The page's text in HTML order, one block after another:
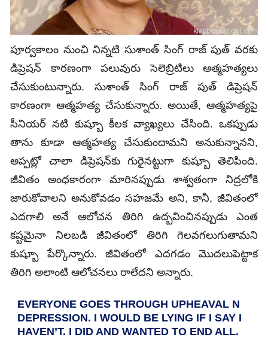
పూర్వకాలం నుంచి నిన్నటి సుశాంత్ సింగ్ రాజ్ పుత్ వరకు
డిప్రెషన్ కారణంగా పలువురు సెలెబ్రిటిలు ఆత్మహత్యలు
చేసుకుంటున్నారు. సుశాంత్ సింగ్ రాజ్ పుత్ డిప్రెషన్
కారణంగా ఆత్మహత్య చేసుకున్నారు. అయితే, ఆత్మహత్యపై
సీనియర్‌ నటి కుష్బూ కీలక వ్యాఖ్యలు చేసింది. ఒకప్పుడు
తాను కూడా ఆత్మహత్య చేసుకుందామని అనుకున్నానని,
అప్పట్లో చాలా డిప్రెషన్‌కు గురైనట్టుగా కుష్బూ తెలిపింది.
జీవితం అంధకారంగా మారినప్పుడు శాశ్వతంగా నిద్రలోకి
జారుకోవాలని అనుకోవడం సహజమే అని, కానీ, జీవితంలో
ఎదగాలి అనే ఆలోచన తిరిగి ఉద్బవించినప్పుడు ఎంత
కష్టమైనా నిలబడి జీవితంలో తిరిగి గెలవగలుగుతామని
కుష్బూ పేర్కొన్నారు. జీవితంలో ఎదగడం మొదలుపెట్టాక
తిరిగి అలాంటి ఆలోచనలు రాలేదని అన్నారు.
EVERYONE GOES THROUGH UPHEAVAL N
DEPRESSION. I WOULD BE LYING IF I SAY I
HAVEN’T. I DID AND WANTED TO END ALL.